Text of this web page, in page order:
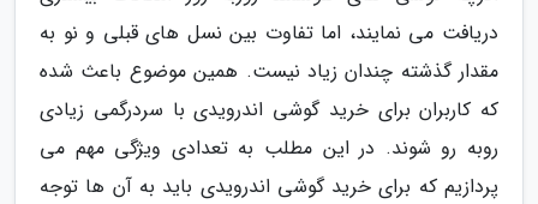
دریافت می نمایند، اما تفاوت بین نسل های قبلی و نو به
مقدار گذشته چندان زیاد نیست. همین موضوع باعث شده
که کاربران برای خرید گوشی اندرویدی با سردرگمی زیادی
روبه رو شوند. در این مطلب به تعدادی ویژگی مهم می
پردازیم که برای خرید گوشی اندرویدی باید به آن ها توجه